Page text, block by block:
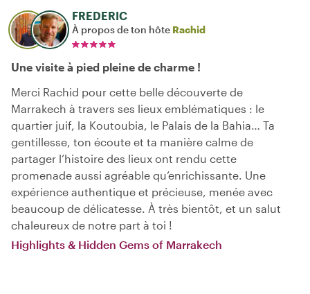
FREDERIC
À propos de ton hôte Rachid
Une visite à pied pleine de charme !
Merci Rachid pour cette belle découverte de
Marrakech à travers ses lieux emblématiques : le
quartier juif, la Koutoubia, le Palais de la Bahia… Ta
gentillesse, ton écoute et ta manière calme de
partager l’histoire des lieux ont rendu cette
promenade aussi agréable qu’enrichissante. Une
expérience authentique et précieuse, menée avec
beaucoup de délicatesse. À très bientôt, et un salut
chaleureux de notre part à toi !
Highlights & Hidden Gems of Marrakech